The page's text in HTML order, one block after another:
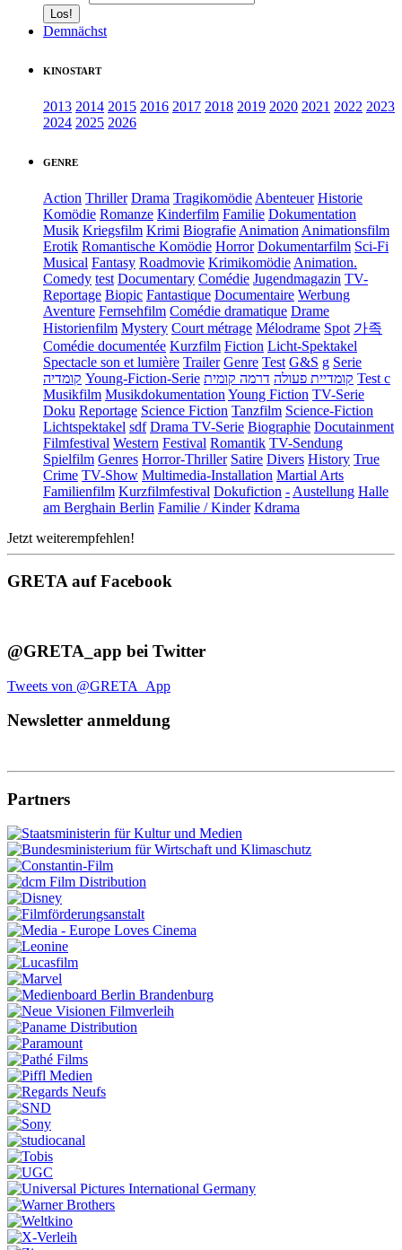
Demnächst
KINOSTART
2013 2014 2015 2016 2017 2018 2019 2020 2021 2022 2023
2024 2025 2026
GENRE
Action Thriller Drama Tragikomödie Abenteuer Historie
Komödie Romanze Kinderfilm Familie Dokumentation
Musik Kriegsfilm Krimi Biografie Animation Animationsfilm
Erotik Romantische Komödie Horror Dokumentarfilm Sci-Fi
Musical Fantasy Roadmovie Krimikomödie Animation.
Comedy test Documentary Comédie Jugendmagazin TV-
Reportage Biopic Fantastique Documentaire Werbung
Aventure Fernsehfilm Comédie dramatique Drame
Historienfilm Mystery Court métrage Mélodrame Spot 가족
Comédie documentée Kurzfilm Fiction Licht-Spektakel
Spectacle son et lumière Trailer Genre Test G&S g Serie
קומדיה Young-Fiction-Serie קומדיית פעולה דרמה קומית
Test c
Musikfilm Musikdokumentation Young Fiction TV-Serie
Doku Reportage Science Fiction Tanzfilm Science-Fiction
Lichtspektakel sdf Drama TV-Serie Biographie Docutainment
Filmfestival Western Festival Romantik TV-Sendung
Spielfilm Genres Horror-Thriller Satire Divers History True
Crime TV-Show Multimedia-Installation Martial Arts
Familienfilm Kurzfilmfestival Dokufiction - Austellung Halle
am Berghain Berlin Familie / Kinder Kdrama
Jetzt weiterempfehlen!
GRETA auf Facebook
@GRETA_app bei Twitter
Tweets von @GRETA_App
Newsletter anmeldung
Partners